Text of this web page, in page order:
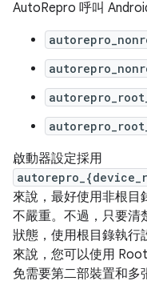
AutoRepro 呼叫
啟動器設定採用
來說，最好使用非根目
不嚴重。不過，只要清
狀態，使用根目錄執行
來說，您可以使用
免需要第二部裝置和多